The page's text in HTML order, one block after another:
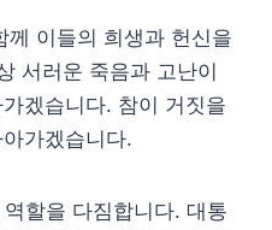
께 이들의 희생과 헌신을
서러운 죽음과 고난이
겠습니다. 참이 거짓을
가겠습니다.
할을 다짐합니다. 대통